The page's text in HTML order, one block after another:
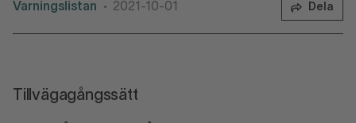
Varningslistan • 2021-10-01 Dela
Tillvägagångssätt